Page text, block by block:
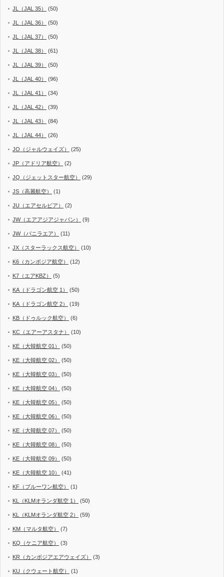
JL（JAL 35） (50)
JL（JAL 36） (50)
JL（JAL 37） (50)
JL（JAL 38） (61)
JL（JAL 39） (50)
JL（JAL 40） (96)
JL（JAL 41） (34)
JL（JAL 42） (39)
JL（JAL 43） (84)
JL（JAL 44） (26)
JO（ジャルウェイズ） (25)
JP（アドリア航空） (2)
JQ（ジェットスター航空） (29)
JS（高麗航空） (1)
JU（エアセルビア） (2)
JW（エアアジアジャパン） (9)
JW（バニラエア） (11)
JX（スターラックス航空） (10)
K6（カンボジア航空） (12)
K7（エアKBZ） (5)
KA（ドラゴン航空 1） (50)
KA（ドラゴン航空 2） (19)
KB（ドゥルック航空） (6)
KC（エアーアスタナ） (10)
KE（大韓航空 01） (50)
KE（大韓航空 02） (50)
KE（大韓航空 03） (50)
KE（大韓航空 04） (50)
KE（大韓航空 05） (50)
KE（大韓航空 06） (50)
KE（大韓航空 07） (50)
KE（大韓航空 08） (50)
KE（大韓航空 09） (50)
KE（大韓航空 10） (41)
KF（ブルーワン航空） (1)
KL（KLMオランダ航空 1） (50)
KL（KLMオランダ航空 2） (59)
KM（マルタ航空） (7)
KQ（ケニア航空） (3)
KR（カンボジアエアウェイズ） (3)
KU（クウェート航空） (1)